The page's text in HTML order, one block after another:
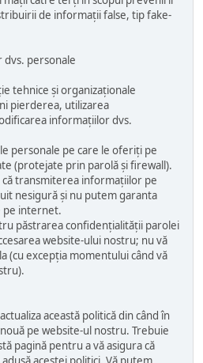
de informații false, tip fake-
personale
tehnice și organizaționale
pierderea, utilizarea
informațiilor dvs.
personale pe care le oferiți pe
(protejate prin parolă și firewall).
transmiterea informațiilor pe
nesigură și nu putem garanta
pe internet.
păstrarea confidențialității parolei
website-ului nostru; nu vă
(cu excepția momentului când vă
această politică din când în
pe website-ul nostru. Trebuie
pagină pentru a vă asigura că